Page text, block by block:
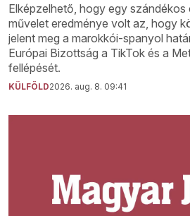
Elképzelhető, hogy egy
művelet eredménye volt az, hogy
jelent meg a marokkói-spanyol
Európai Bizottság a TikTok és a
fellépését.
KÜLFÖLD2026. aug. 8. 09:41